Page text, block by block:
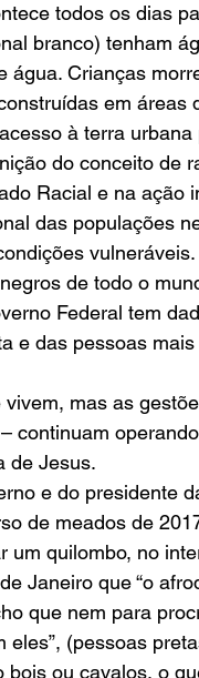
todos os dias
branco) tenham
água. Crianças
em
à terra
do conceito de
Racial e na ação
das populações
de todo o
Federal tem
e das pessoas
mas as
continuam
de Jesus.
e do presidente
de meados de
um quilombo, no
Janeiro que “o
que nem para
eles”, (pessoas
bois ou cavalos, o